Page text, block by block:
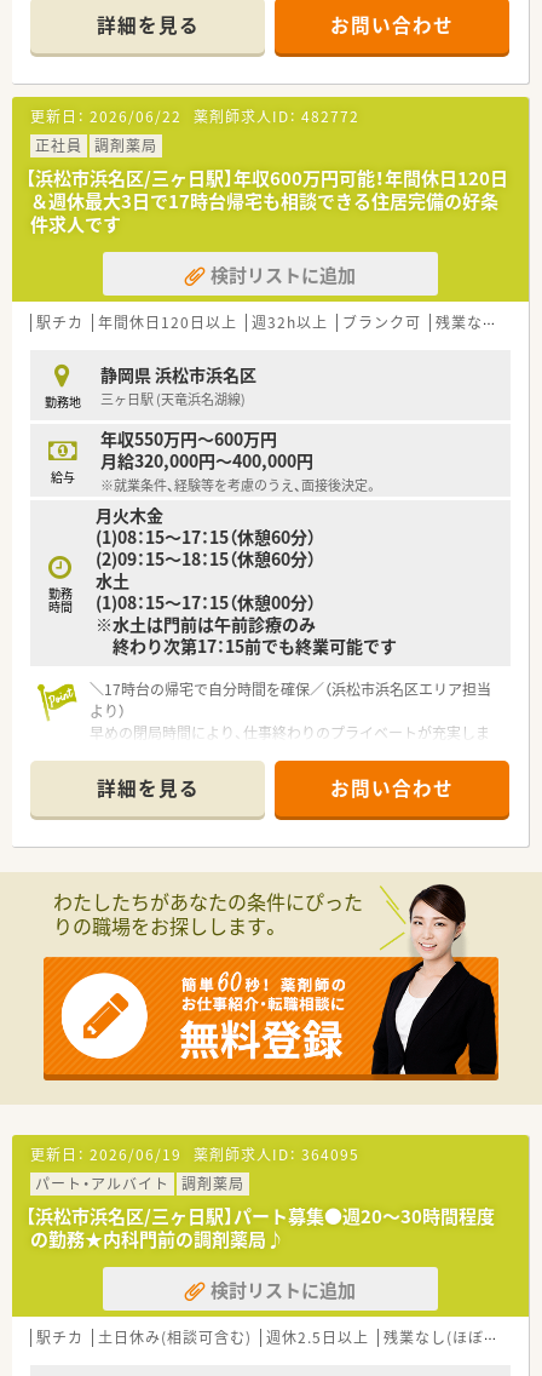
も拡大していく予定です！
■「みんなで創り、みんなで育てる」会社という社長のお考えも
あり、社長との距離が近く社員との風通しに自信があります。
■独立を考えている薬剤師を応援し、実績が多数ある会社です。
■経営ノウハウ、売上管理、調剤報酬点数の算定要件、公費や保
険の種類、レセプト請求等、通常業務以外の薬局経営に関わる全
てをレクチャ一します。
■従業員の約半数が女性です。管理薬剤師として活躍されてい
る女性スタッフも多く、上を目指せる環境もあります。
■女性が働きやすい職場環境をつくり、サポートするために産
休・育休制度も充実しており実績も多数あります。
育休復帰後、パート社員への転換のご相談が可能です。もちろ
ん、正社員でのフルタイム出勤でのご復帰いただけます。
■育児が落ち着いて社会復帰・現場復帰を考えているパパ・ママ
薬剤師をサポートするために、丁寧な教育・指導、勤務管理など
＼＼店舗詳細／／
■内科メインに応需！
■処方箋枚数は30～40枚/日程度です。
■薬剤師1～2名体制で対応されております。
詳細を見る お問い合わせ
更新日： 2026/06/22 薬剤師求人ID： 482772
正社員
調剤薬局
【浜松市浜名区/三ヶ日駅】年収600万円可能！年間休日120日
＆週休最大3日で17時台帰宅も相談できる住居完備の好条
件求人です
検討リストに追加
駅チカ 年間休日120日以上 週32h以上 ブランク可 残業なし(ほぼなし含む)
勤務地
静岡県 浜松市浜名区
三ヶ日駅 (天竜浜名湖線)
給与
年収550万円～600万円
月給320,000円～400,000円
※就業条件、経験等を考慮のうえ、面接後決定。
勤務
時間
月火木金
(1)08：15～17：15（休憩60分）
(2)09：15～18：15（休憩60分）
水土
(1)08：15～17：15（休憩00分）
※水土は門前は午前診療のみ
終わり次第17：15前でも終業可能です
＼17時台の帰宅で自分時間を確保／（浜松市浜名区エリア担当
より）
早めの閉局時間により、仕事終わりのプライベートが充実しま
な職場環境です。
【店舗情報と応需状況について】
■三ヶ日駅から徒歩5分という駅チカな立地で、近隣の内科や小
■1日あたりの処方箋枚数は50枚から60枚程度で、薬剤師は常時
2名から3名体制のため、ゆとりを持って業務に取り組めます。
■浜名湖の穏やかな風景が広がる地域に位置しており、地域住民
との距離が近くアットホームな雰囲気の薬局として親しまれて
います。
【法人特徴について】
■東京都板橋区を中心にドミナント展開を行っており、従業員同
士の横の繋がりが非常に強く、連携がスムーズな組織体制です。
■地域医療機関との密な連携を重視しており、小児科から在宅医
療まで幅広く対応することで地域社会への貢献を目指しており
■東京都心に本店を置きながらも、静岡県内に飛び地として店舗
を構えることで、現場の薬剤師に大きな裁量を与えている法人で
す。
【勤務実態について】
■平日は17時30分に閉局するため、残業もほとんど発生せず、
17時台に帰宅を開始できる日も多く設定できるのが魅力です。
■勤務薬剤師であれば週休2.5日から3日の相談も可能で、週の労
働時間を30時間程度に抑えた柔軟な働き方が実現できます。
■年間休日は120日前後を確保しており、水曜や土曜午後が固定
詳細を見る お問い合わせ
わたしたちがあなたの条件にぴった
りの職場をお探しします。
更新日： 2026/06/19 薬剤師求人ID： 364095
パート・アルバイト
調剤薬局
【浜松市浜名区/三ヶ日駅】パート募集●週20～30時間程度
の勤務★内科門前の調剤薬局♪
検討リストに追加
駅チカ 土日休み(相談可含む) 週休2.5日以上 残業なし(ほぼなし含む)